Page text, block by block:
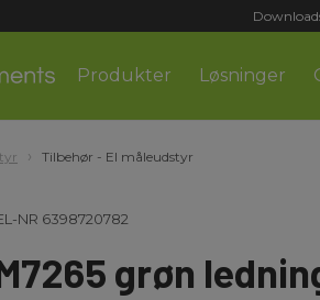
Produkter Løsninger
Tilbehør - El måleudstyr
NR 6398720782
grøn